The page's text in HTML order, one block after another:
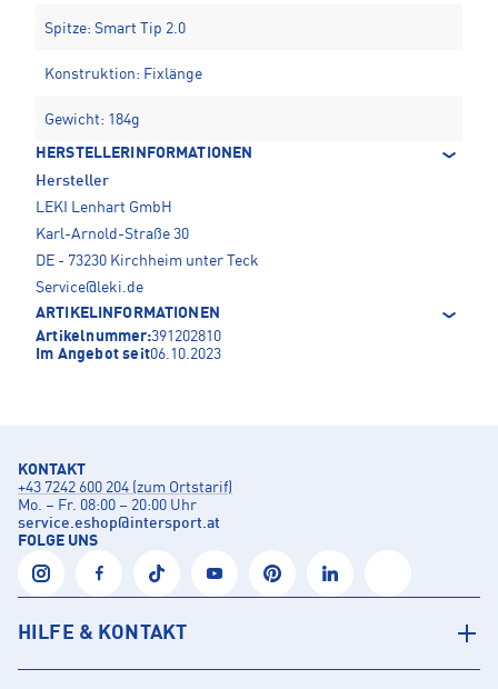
Spitze: Smart Tip 2.0
Konstruktion: Fixlänge
Gewicht: 184g
HERSTELLERINFORMATIONEN
Hersteller
LEKI Lenhart GmbH
Karl-Arnold-Straße 30
DE - 73230 Kirchheim unter Teck
Service@leki.de
ARTIKELINFORMATIONEN
Artikelnummer:391202810
Im Angebot seit06.10.2023
KONTAKT
+43 7242 600 204 (zum Ortstarif)
Mo. – Fr. 08:00 – 20:00 Uhr
service.eshop@intersport.at
FOLGE UNS
HILFE & KONTAKT